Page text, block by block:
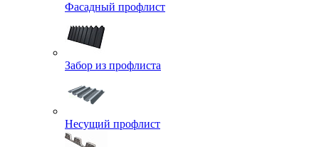
Фасадный профлист
Забор из профлиста
Несущий профлист